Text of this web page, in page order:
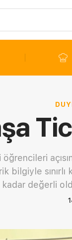
bilgiyle sınırlı
değerli